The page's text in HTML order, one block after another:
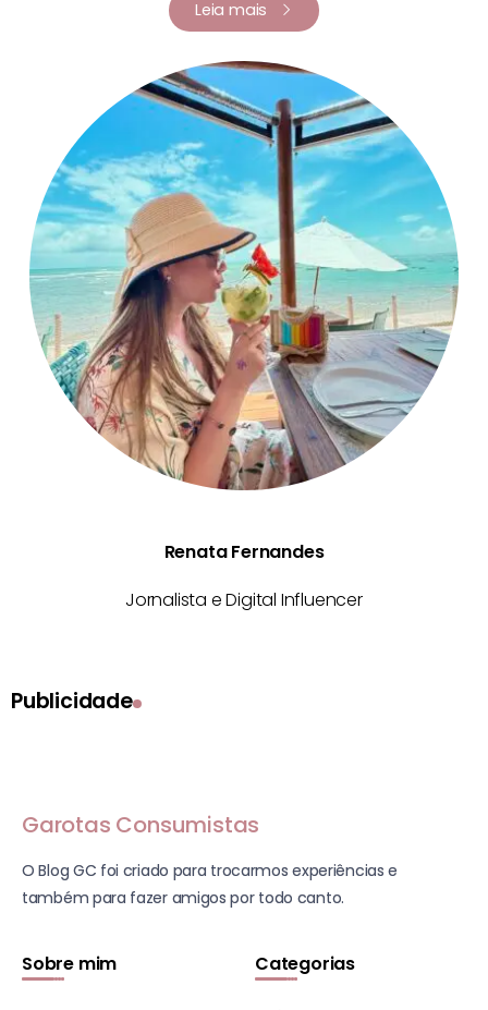
Leia mais
Renata Fernandes
Renata Fernandes
Jornalista e Digital Influencer
Publicidade
Garotas Consumistas
O Blog GC foi criado para trocarmos experiências e
também para fazer amigos por todo canto.
Sobre mim Categorias